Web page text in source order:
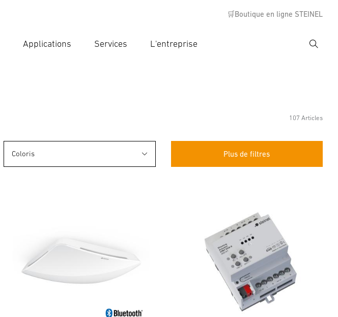
🛒Boutique en ligne STEINEL
Applications Services L'entreprise
107 Articles
Plus de filtres
Coloris